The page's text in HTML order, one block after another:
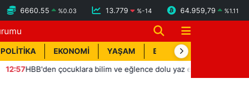
6660.55 %0.03 13.779 %-14 64.959,79 %1.11
POLİTİKA EKONOMİ YAŞAM BİK İLAN
çocuklara bilim ve eğlence dolu yaz etkinlikleri